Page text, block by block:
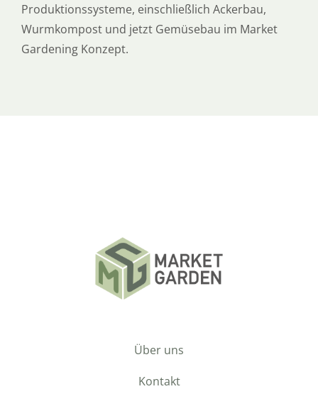
Produktionssysteme, einschließlich Ackerbau,
Wurmkompost und jetzt Gemüsebau im Market
Gardening Konzept.
Über uns
Kontakt